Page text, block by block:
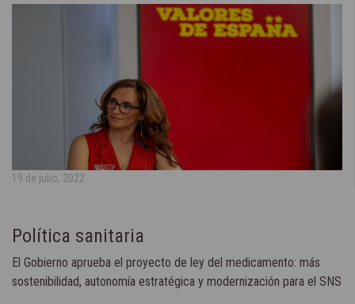
19 de julio, 2022
Política sanitaria
El Gobierno aprueba el proyecto de ley del medicamento: más
sostenibilidad, autonomía estratégica y modernización para el SNS